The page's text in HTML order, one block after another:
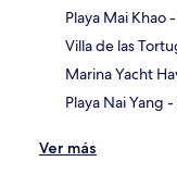
Playa Mai Khao
Villa de las
Marina Yacht
Playa Nai Yang -
Ver más